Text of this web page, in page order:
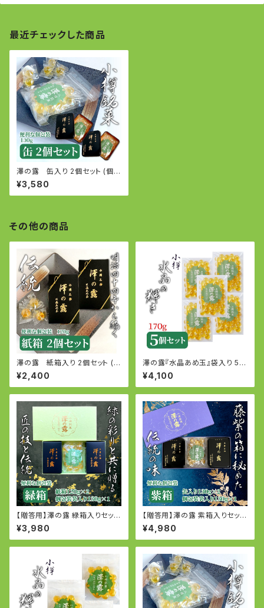
最近チェックした商品
澤の露 缶入り 2個セット (個包
装130g×2個)
¥3,580
その他の商品
澤の露 紙箱入り 2個セット (個
包装120g×2個)
¥2,400
澤の露『水晶あめ玉』袋入り 5個
セット (170g×5個)
¥4,100
【贈答用】澤の露 緑箱入りセット
（個包装紙箱120g×2・個包装袋
入り130g×1）
¥3,980
【贈答用】澤の露 紫箱入りセット
（個包装缶130g×2・個包装袋入
り130g×1）
¥4,980